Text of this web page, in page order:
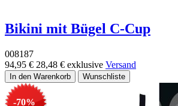
Bikini mit Bügel C-Cup
008187
94,95 € 28,48 € exklusive Versand
-70%